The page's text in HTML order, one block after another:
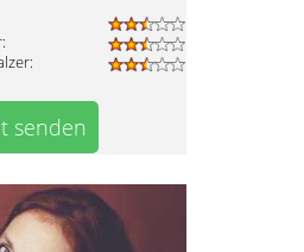
senden